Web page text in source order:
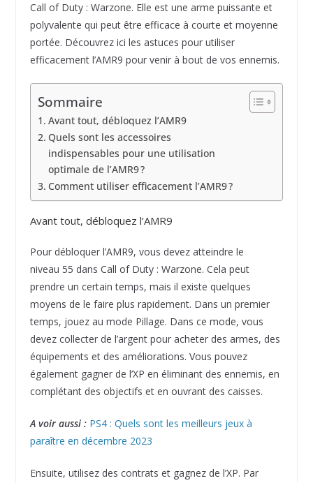
Call of Duty : Warzone. Elle est une arme puissante et
polyvalente qui peut être efficace à courte et moyenne
portée. Découvrez ici les astuces pour utiliser
efficacement l’AMR9 pour venir à bout de vos ennemis.
Sommaire
Avant tout, débloquez l’AMR9
Quels sont les accessoires
indispensables pour une utilisation
optimale de l’AMR9 ?
Comment utiliser efficacement l’AMR9 ?
Avant tout, débloquez l’AMR9
Pour débloquer l’AMR9, vous devez atteindre le
niveau 55 dans Call of Duty : Warzone. Cela peut
prendre un certain temps, mais il existe quelques
moyens de le faire plus rapidement. Dans un premier
temps, jouez au mode Pillage. Dans ce mode, vous
devez collecter de l’argent pour acheter des armes, des
équipements et des améliorations. Vous pouvez
également gagner de l’XP en éliminant des ennemis, en
complétant des objectifs et en ouvrant des caisses.
A voir aussi : PS4 : Quels sont les meilleurs jeux à
paraître en décembre 2023
Ensuite, utilisez des contrats et gagnez de l’XP. Par